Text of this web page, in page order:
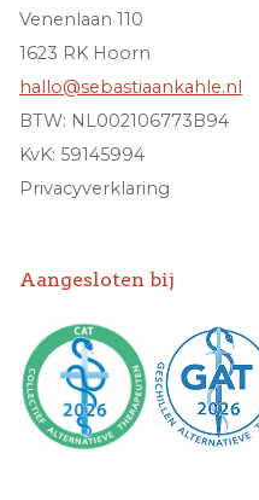
Venenlaan 110
1623 RK Hoorn
hallo@sebastiaankahle.nl
BTW: NL002106773B94
KvK: 59145994
Privacyverklaring
Aangesloten bij